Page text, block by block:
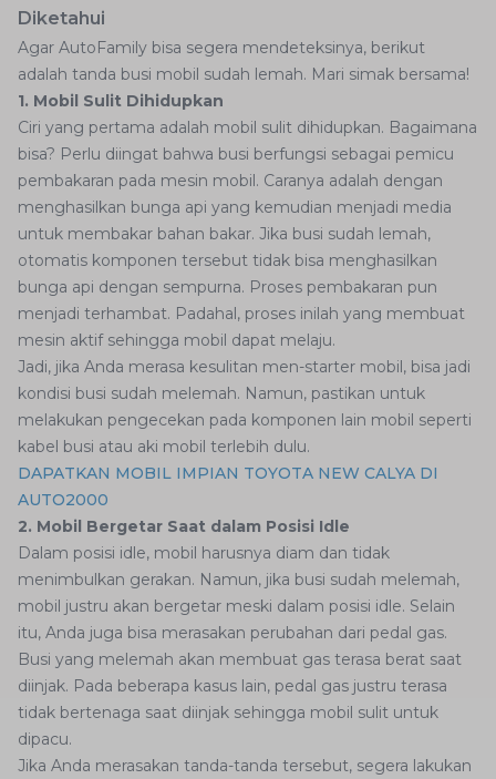
Diketahui
Agar AutoFamily bisa segera mendeteksinya, berikut
adalah tanda busi mobil sudah lemah. Mari simak bersama!
1. Mobil Sulit Dihidupkan
Ciri yang pertama adalah mobil sulit dihidupkan. Bagaimana
bisa? Perlu diingat bahwa busi berfungsi sebagai pemicu
pembakaran pada mesin mobil. Caranya adalah dengan
menghasilkan bunga api yang kemudian menjadi media
untuk membakar bahan bakar. Jika busi sudah lemah,
otomatis komponen tersebut tidak bisa menghasilkan
bunga api dengan sempurna. Proses pembakaran pun
menjadi terhambat. Padahal, proses inilah yang membuat
mesin aktif sehingga mobil dapat melaju.
Jadi, jika Anda merasa kesulitan men-starter mobil, bisa jadi
kondisi busi sudah melemah. Namun, pastikan untuk
melakukan pengecekan pada komponen lain mobil seperti
kabel busi atau aki mobil terlebih dulu.
DAPATKAN MOBIL IMPIAN TOYOTA NEW CALYA DI
AUTO2000
2. Mobil Bergetar Saat dalam Posisi Idle
Dalam posisi idle, mobil harusnya diam dan tidak
menimbulkan gerakan. Namun, jika busi sudah melemah,
mobil justru akan bergetar meski dalam posisi idle. Selain
itu, Anda juga bisa merasakan perubahan dari pedal gas.
Busi yang melemah akan membuat gas terasa berat saat
diinjak. Pada beberapa kasus lain, pedal gas justru terasa
tidak bertenaga saat diinjak sehingga mobil sulit untuk
dipacu.
Jika Anda merasakan tanda-tanda tersebut, segera lakukan